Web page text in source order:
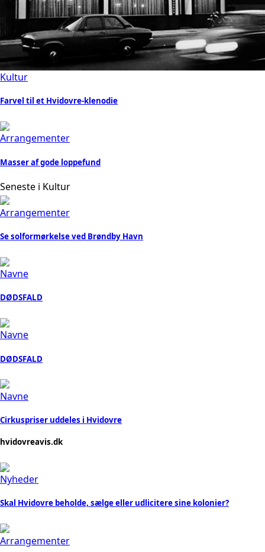
Kultur
Farvel til et Hvidovre-klenodie
Arrangementer
Masser af gode loppefund
Seneste i Kultur
Arrangementer
Se solformørkelse ved Brøndby Havn
Navne
DØDSFALD
Navne
DØDSFALD
Navne
Cirkuspriser uddeles i Hvidovre
hvidovreavis.dk
Nyheder
Skal Hvidovre beholde, sælge eller udlicitere sine kolonier?
Arrangementer